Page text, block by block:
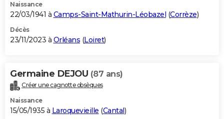
Naissance
22/03/1941 à Camps-Saint-Mathurin-Léobazel (Corrèze)
Décès
23/11/2023 à Orléans (Loiret)
Germaine DEJOU (87 ans)
Créer une cagnotte obsèques
Naissance
15/05/1935 à Laroquevieille (Cantal)